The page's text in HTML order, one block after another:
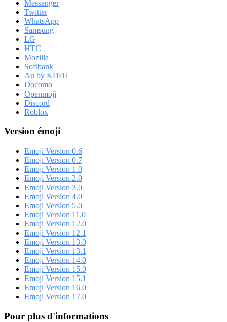
Messenger
Twitter
WhatsApp
Samsung
LG
HTC
Mozilla
Softbank
Au by KDDI
Docomo
Openmoji
Discord
Roblox
Version émoji
Emoji Version 0.6
Emoji Version 0.7
Emoji Version 1.0
Emoji Version 2.0
Emoji Version 3.0
Emoji Version 4.0
Emoji Version 5.0
Emoji Version 11.0
Emoji Version 12.0
Emoji Version 12.1
Emoji Version 13.0
Emoji Version 13.1
Emoji Version 14.0
Emoji Version 15.0
Emoji Version 15.1
Emoji Version 16.0
Emoji Version 17.0
Pour plus d'informations